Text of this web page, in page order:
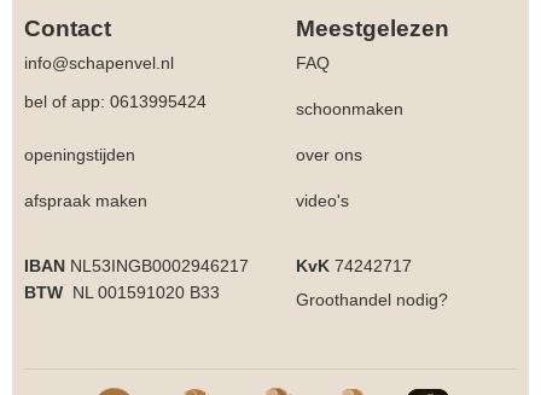
Contact Meestgelezen
info@schapenvel.nl
FAQ
bel of app: 0613995424
schoonmaken
openingstijden over ons
afspraak maken video's
IBAN NL53INGB0002946217 KvK 74242717
BTW NL 001591020 B33 Groothandel nodig?